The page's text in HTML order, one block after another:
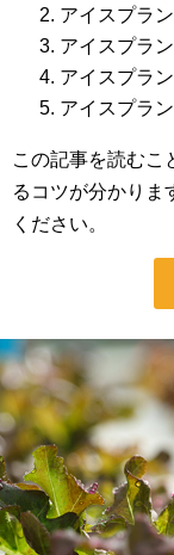
アイスプラ
アイスプラ
アイスプラ
アイスプラ
この記事を読むこ
るコツが分かりま
ください。